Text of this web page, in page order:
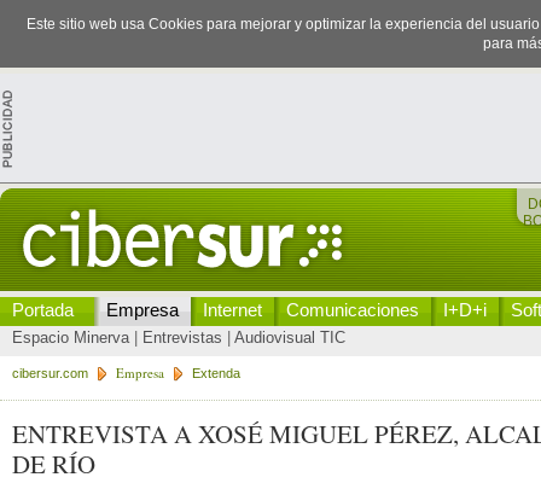
Este sitio web usa Cookies para mejorar y optimizar la experiencia del
para
Portada Empresa Internet Comunicaciones I+D+i
Espacio Minerva| Entrevistas Audiovisual TIC
cibersur.com Empresa Extenda
ENTREVISTA A XOSÉ MIGUEL PÉREZ,
DE RÍO